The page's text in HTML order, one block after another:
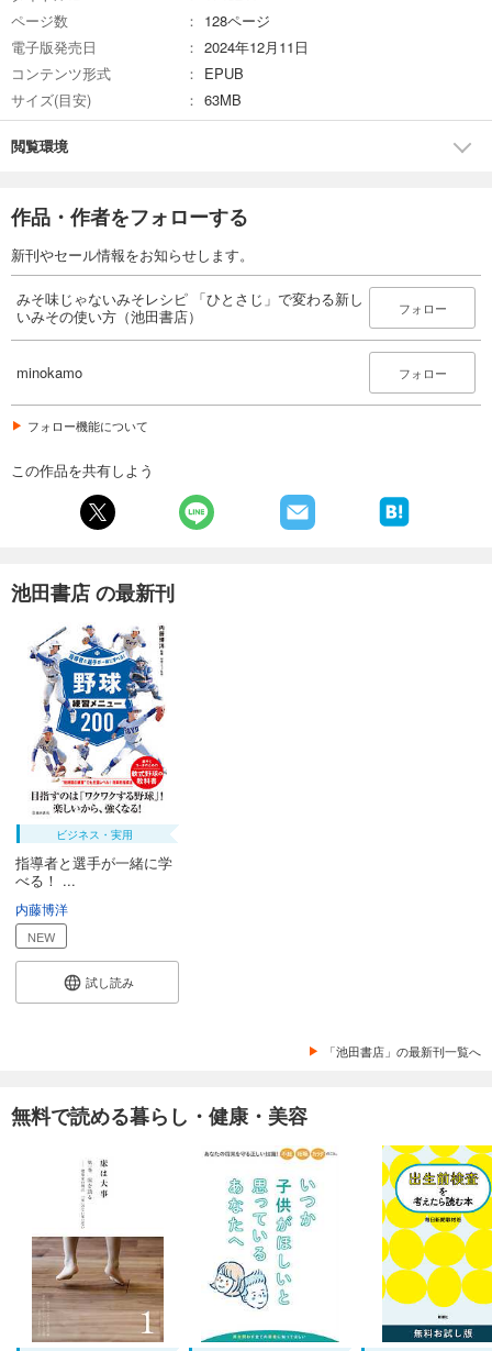
ページ数
128ページ
電子版発売日
2024年12月11日
コンテンツ形式
EPUB
サイズ(目安)
63MB
閲覧環境
作品・作者をフォローする
新刊やセール情報をお知らせします。
みそ味じゃないみそレシピ 「ひとさじ」で変わる新し
いみその使い方（池田書店）
フォロー
minokamo フォロー
フォロー機能について
この作品を共有しよう
池田書店 の最新刊
ビジネス・実用
指導者と選手が一緒に学
べる！ ...
内藤博洋
NEW
試し読み
「池田書店」の最新刊一覧へ
無料で読める暮らし・健康・美容